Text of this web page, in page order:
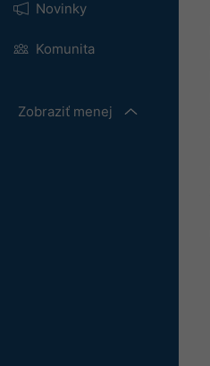
Novinky
Komunita
Zobraziť menej